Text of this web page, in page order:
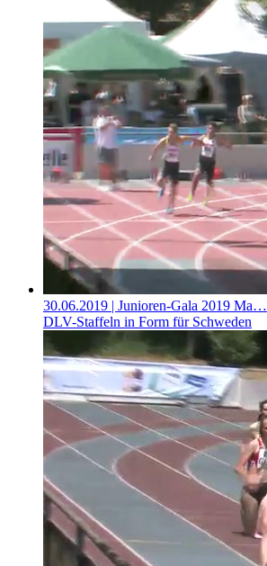
30.06.2019 | Junioren-Gala 2019 Ma…
DLV-Staffeln in Form für Schweden